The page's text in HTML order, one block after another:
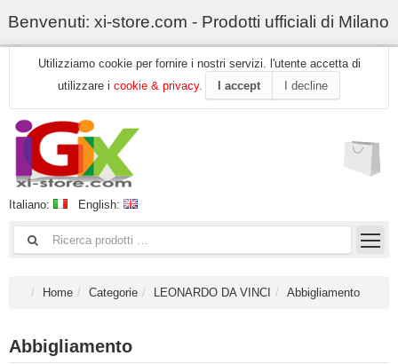
Benvenuti: xi-store.com - Prodotti ufficiali di Milano
Utilizziamo cookie per fornire i nostri servizi. l'utente accetta di
utilizzare i cookie & privacy. I accept I decline
Italiano: English:
Home Categorie LEONARDO DA VINCI Abbigliamento
Abbigliamento